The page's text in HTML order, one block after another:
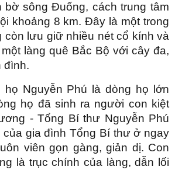
bờ sông Đuống, cách trung tâm
khoảng 8 km. Đây là một trong
còn lưu giữ nhiều nét cổ kính và
làng quê Bắc Bộ với cây đa,
đình.
Nguyễn Phú là dòng họ lớn
họ đã sinh ra người con kiệt
- Tổng Bí thư Nguyễn Phú
của gia đình Tổng Bí thư ở ngay
viên gọn gàng, giản dị. Con
là trục chính của làng, dẫn lối